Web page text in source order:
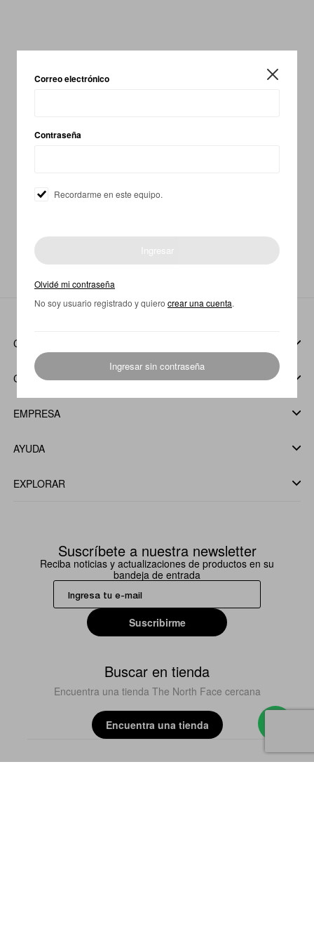

Correo electrónico
Contraseña
Recordarme en este equipo.
Ingresar
Olvidé mi contraseña
No soy usuario registrado y quiero crear una cuenta.
Ingresar sin contraseña
CUENTA
COMPRA
EMPRESA
AYUDA
EXPLORAR
Suscríbete a nuestra newsletter
Reciba noticias y actualizaciones de productos en su
bandeja de entrada
Suscribirme
Buscar en tienda
Encuentra una tienda The North Face cercana
Encuentra una tienda
Segui The North Face